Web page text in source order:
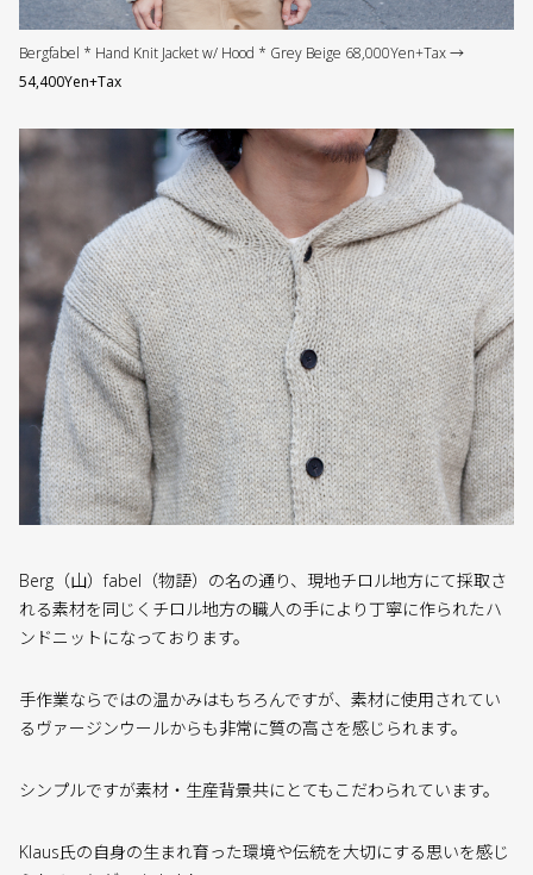
Bergfabel * Hand Knit Jacket w/ Hood * Grey Beige 68,000Yen+Tax →
54,400Yen+Tax
Berg（山）fabel（物語）の名の通り、現地チロル地方にて採取さ
れる素材を同じくチロル地方の職人の手により丁寧に作られたハ
ンドニットになっております。
手作業ならではの温かみはもちろんですが、素材に使用されてい
るヴァージンウールからも非常に質の高さを感じられます。
シンプルですが素材・生産背景共にとてもこだわられています。
Klaus氏の自身の生まれ育った環境や伝統を大切にする思いを感じ